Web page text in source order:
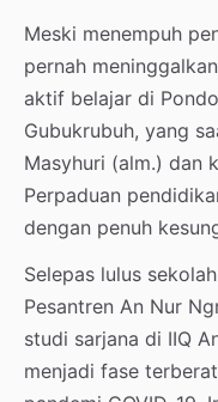
Meski menempuh
pernah
aktif belajar di
Gubukrubuh, yang
Masyhuri (alm.) dan
Perpaduan
dengan penuh
Selepas lulus
Pesantren An Nur
studi sarjana di IIQ
menjadi fase